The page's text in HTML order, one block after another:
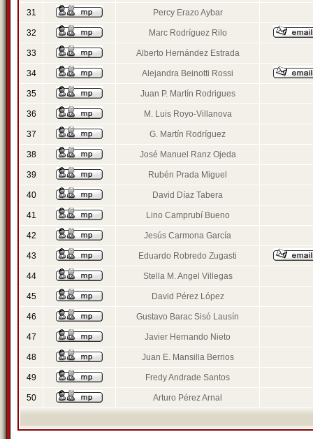
31 Percy Erazo Aybar
32 Marc Rodríguez Rilo
33 Alberto Hernández Estrada
34 Alejandra Beinotti Rossi
35 Juan P. Martín Rodrigues
36 M. Luis Royo-Villanova
37 G. Martín Rodríguez
38 José Manuel Ranz Ojeda
39 Rubén Prada Miguel
40 David Díaz Tabera
41 Lino Camprubí Bueno
42 Jesús Carmona García
43 Eduardo Robredo Zugasti
44 Stella M. Angel Villegas
45 David Pérez López
46 Gustavo Barac Sisó Lausín
47 Javier Hernando Nieto
48 Juan E. Mansilla Berrios
49 Fredy Andrade Santos
50 Arturo Pérez Arnal